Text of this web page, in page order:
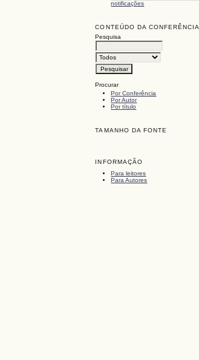
notificações
CONTEÚDO DA CONFERÊNCIA
Pesquisa
Procurar
Por Conferência
Por Autor
Por título
TAMANHO DA FONTE
INFORMAÇÃO
Para leitores
Para Autores